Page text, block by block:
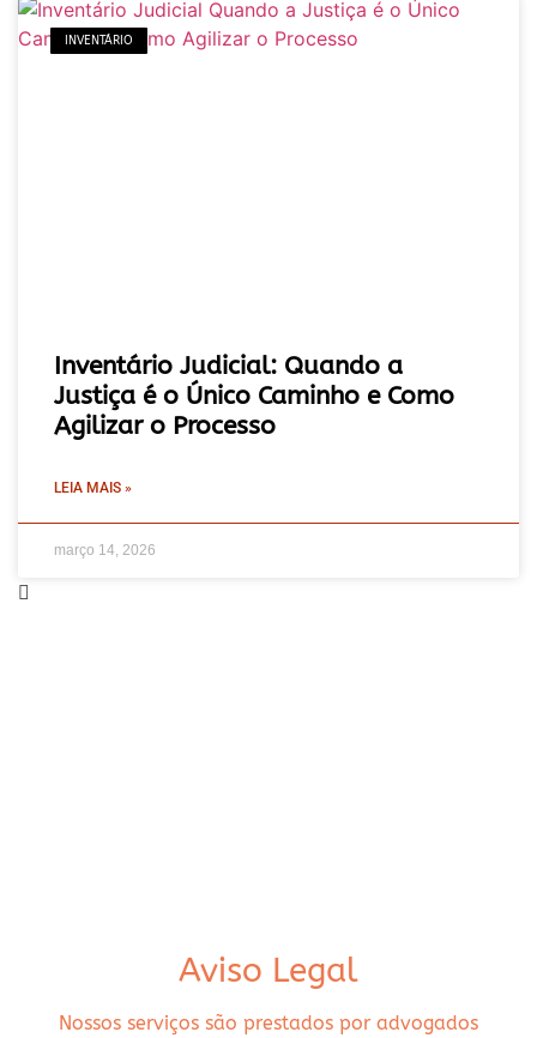
INVENTÁRIO
Inventário Judicial: Quando a
Justiça é o Único Caminho e Como
Agilizar o Processo
LEIA MAIS »
março 14, 2026
Aviso Legal
Nossos serviços são prestados por advogados